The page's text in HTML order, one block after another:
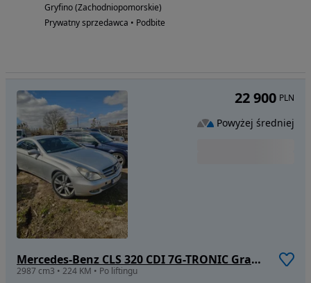
Gryfino (Zachodniopomorskie)
Prywatny sprzedawca • Podbite
Mercedes-Benz CLS 320 CDI 7G-TRONIC Grand Edition
2987 cm3 • 224 KM • Po liftingu
22 900 PLN
Powyżej średniej